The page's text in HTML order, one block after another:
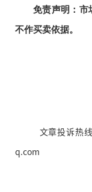
免责声明：市
不作买卖依据。
文章投诉热
q.com